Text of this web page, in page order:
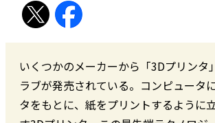
いくつかのメーカーから「3Dプリンタ
ラブが発売されている。コンピュータ
タをもとに、紙をプリントするように